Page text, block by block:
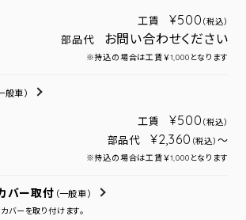
工賃 ¥500 （税込）
部品代 お問い合わせください
※持込の場合は工賃￥1,000となります
般車）
工賃 ¥500 （税込）
部品代 ¥2,360 （税込） ～
※持込の場合は工賃￥1,000となります
バー取付 （一般車）
バーを取り付けます。